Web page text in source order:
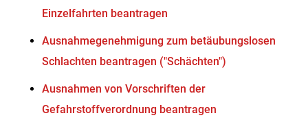
Einzelfahrten beantragen
Ausnahmegenehmigung zum betäubungslosen
Schlachten beantragen ("Schächten")
Ausnahmen von Vorschriften der
Gefahrstoffverordnung beantragen